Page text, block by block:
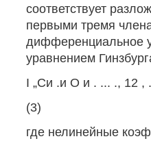
соответствует
первыми тремя
дифференциальное
уравнением
I „Си .и О и . ... ., 12 ,
(3)
где нелинейные